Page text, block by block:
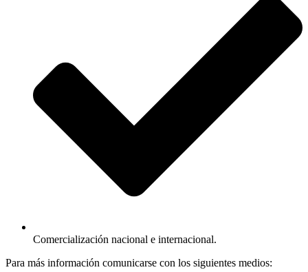
Comercialización nacional e internacional.
Para más información comunicarse con los siguientes medios: